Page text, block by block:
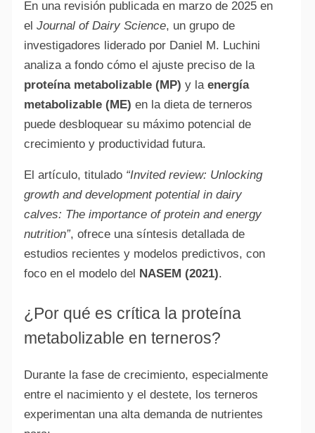
En una revisión publicada en marzo de 2025 en
el Journal of Dairy Science, un grupo de
investigadores liderado por Daniel M. Luchini
analiza a fondo cómo el ajuste preciso de la
proteína metabolizable (MP) y la energía
metabolizable (ME) en la dieta de terneros
puede desbloquear su máximo potencial de
crecimiento y productividad futura.
El artículo, titulado “Invited review: Unlocking
growth and development potential in dairy
calves: The importance of protein and energy
nutrition”, ofrece una síntesis detallada de
estudios recientes y modelos predictivos, con
foco en el modelo del NASEM (2021).
¿Por qué es crítica la proteína
metabolizable en terneros?
Durante la fase de crecimiento, especialmente
entre el nacimiento y el destete, los terneros
experimentan una alta demanda de nutrientes